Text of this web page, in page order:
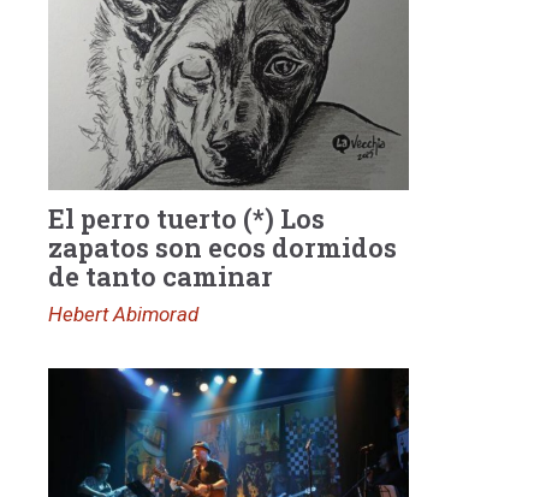
El perro tuerto (*) Los
zapatos son ecos dormidos
de tanto caminar
Hebert Abimorad